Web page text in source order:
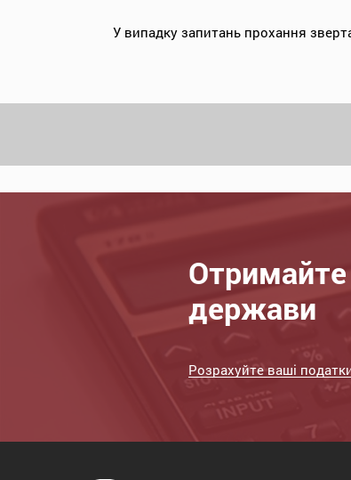
У випадку запитань прохання
держави
Розрахуйте ваші